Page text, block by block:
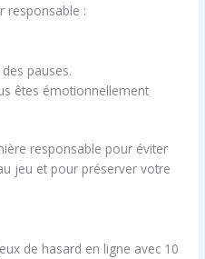
responsable :
pauses.
êtes émotionnellement
responsable pour éviter
jeu et pour préserver votre
de hasard en ligne avec 10